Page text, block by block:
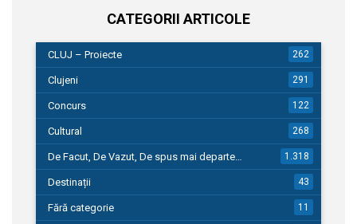
CATEGORII ARTICOLE
CLUJ – Proiecte 262
Clujeni 291
Concurs 122
Cultural 268
De Facut, De Vazut, De spus mai departe… 1.318
Destinații 43
Fără categorie 11